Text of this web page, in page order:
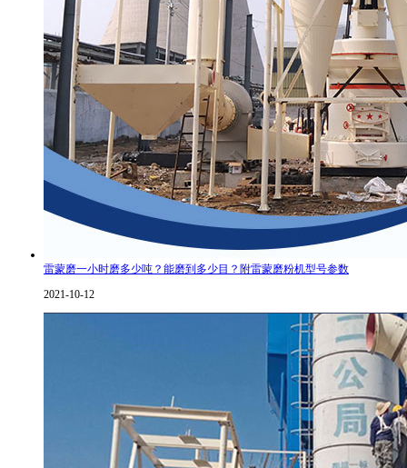
雷蒙磨一小时磨多少吨？能磨到多少目？附雷蒙磨粉机型号参数
2021-10-12